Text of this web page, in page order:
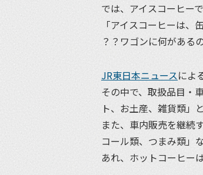
では、アイスコーヒー
「アイスコーヒーは、
？？ワゴンに何がある
JR東日本ニュースによ
その中で、取扱品目・
ト、お土産、雑貨類」
また、車内販売を継続
コール類、つまみ類」
あれ、ホットコーヒー